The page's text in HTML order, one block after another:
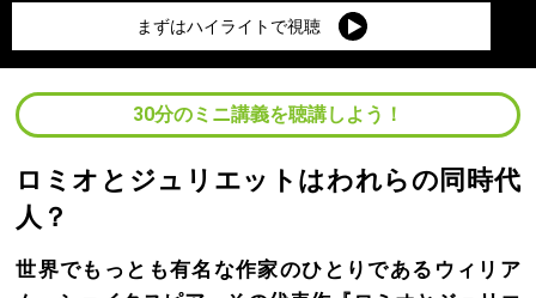
まずはハイライトで視聴
30分のミニ講義を聴講しよう！
ロミオとジュリエットはわれらの同時代
人？
世界でもっとも有名な作家のひとりであるウィリア